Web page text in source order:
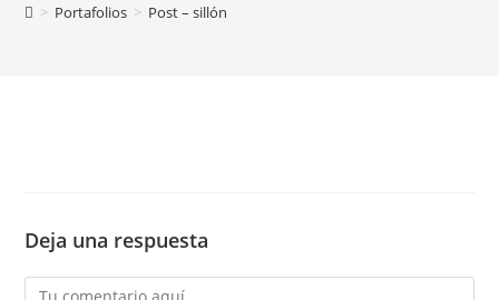
> Portafolios > Post – sillón
Deja una respuesta